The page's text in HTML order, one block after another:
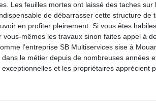
Les feuilles mortes ont laissé des taches sur
de débarrasser cette structure de
en profiter pleinement. Si vous êtes
vous-mêmes les travaux sinon faites appel à
l’entreprise SB Multiservices sise à
dans le métier depuis de nombreuses années
exceptionnelles et les propriétaires apprécient